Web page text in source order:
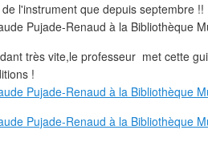
l'instrument que depuis septembre !!
très vite,le professeur met cette
!